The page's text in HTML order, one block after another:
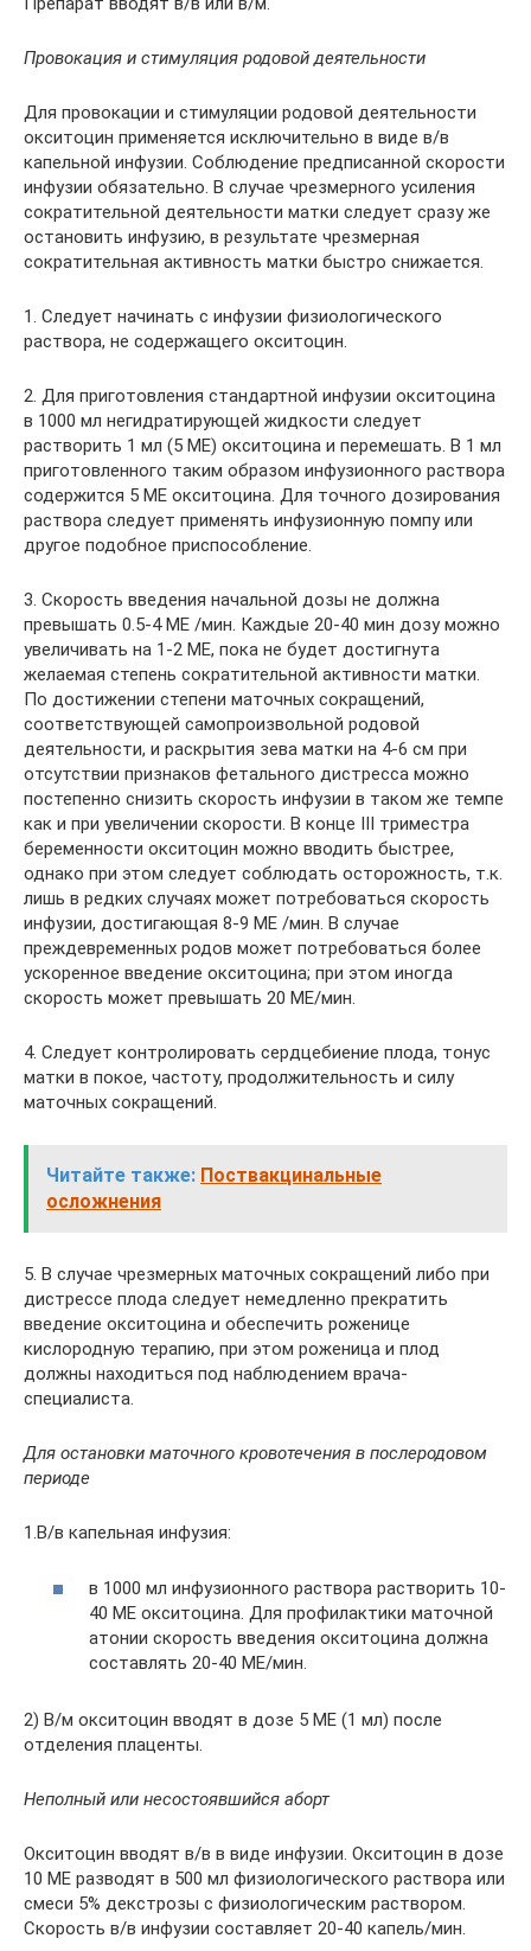
Провокация и стимуляция родовой деятельности
Для провокации и стимуляции родовой деятельности
окситоцин применяется исключительно в виде в/в
капельной инфузии. Соблюдение предписанной скорости
инфузии обязательно. В случае чрезмерного усиления
сократительной деятельности матки следует сразу же
остановить инфузию, в результате чрезмерная
сократительная активность матки быстро снижается.
1. Следует начинать с инфузии физиологического
раствора, не содержащего окситоцин.
2. Для приготовления стандартной инфузии окситоцина
в 1000 мл негидратирующей жидкости следует
растворить 1 мл (5 МЕ) окситоцина и перемешать. В 1 мл
приготовленного таким образом инфузионного раствора
содержится 5 МЕ окситоцина. Для точного дозирования
раствора следует применять инфузионную помпу или
другое подобное приспособление.
3. Скорость введения начальной дозы не должна
превышать 0.5-4 МЕ /мин. Каждые 20-40 мин дозу можно
увеличивать на 1-2 МЕ, пока не будет достигнута
желаемая степень сократительной активности матки.
По достижении степени маточных сокращений,
соответствующей самопроизвольной родовой
деятельности, и раскрытия зева матки на 4-6 см при
отсутствии признаков фетального дистресса можно
постепенно снизить скорость инфузии в таком же темпе
как и при увеличении скорости. В конце III триместра
беременности окситоцин можно вводить быстрее,
однако при этом следует соблюдать осторожность, т.к.
лишь в редких случаях может потребоваться скорость
инфузии, достигающая 8-9 МЕ /мин. В случае
преждевременных родов может потребоваться более
ускоренное введение окситоцина; при этом иногда
скорость может превышать 20 МЕ/мин.
4. Следует контролировать сердцебиение плода, тонус
матки в покое, частоту, продолжительность и силу
маточных сокращений.
Читайте также: Поствакцинальные
осложнения
5. В случае чрезмерных маточных сокращений либо при
дистрессе плода следует немедленно прекратить
введение окситоцина и обеспечить роженице
кислородную терапию, при этом роженица и плод
должны находиться под наблюдением врача-
специалиста.
Для остановки маточного кровотечения в послеродовом
периоде
1.В/в капельная инфузия:
в 1000 мл инфузионного раствора растворить 10-
40 МЕ окситоцина. Для профилактики маточной
атонии скорость введения окситоцина должна
составлять 20-40 МЕ/мин.
2) В/м окситоцин вводят в дозе 5 МЕ (1 мл) после
отделения плаценты.
Неполный или несостоявшийся аборт
Окситоцин вводят в/в в виде инфузии. Окситоцин в дозе
10 МЕ разводят в 500 мл физиологического раствора или
смеси 5% декстрозы с физиологическим раствором.
Скорость в/в инфузии составляет 20-40 капель/мин.